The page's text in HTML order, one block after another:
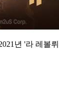
년 '라 레